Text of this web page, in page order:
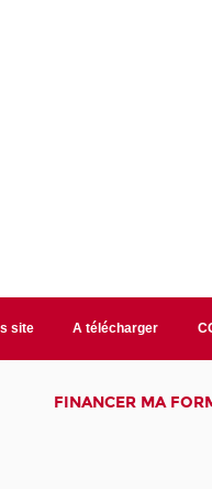
site A télécharger
FINANCER MA